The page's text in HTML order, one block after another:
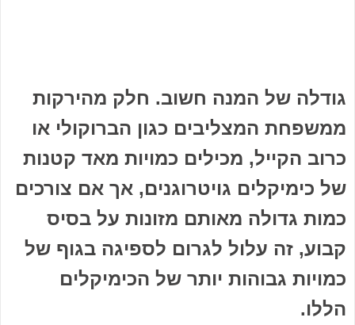
גודלה של המנה חשוב. חלק מהירקות
ממשפחת המצליבים כגון הברוקולי או
כרוב הקייל, מכילים כמויות מאד קטנות
של כימיקלים גויטרוגנים, אך אם צורכים
כמות גדולה מאותם מזונות על בסיס
קבוע, זה עלול לגרום לספיגה בגוף של
כמויות גבוהות יותר של הכימיקלים
הללו.